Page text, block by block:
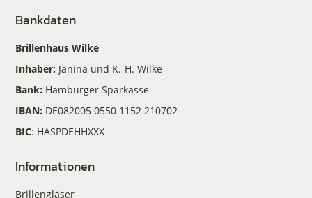
Bankdaten
Brillenhaus Wilke
Inhaber: Janina und K.-H. Wilke
Bank: Hamburger Sparkasse
IBAN: DE082005 0550 1152 210702
BIC: HASPDEHHXXX
Informationen
Brillengläser